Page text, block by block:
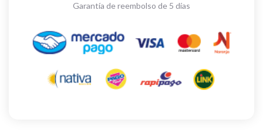
Garantía de reembolso de 5 días